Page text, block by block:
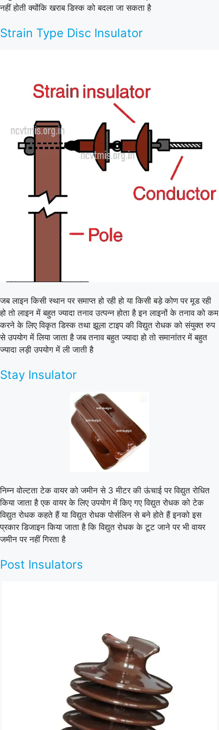
नहीं होती क्योंकि खराब डिस्क को बदला जा सकता है
Strain Type Disc Insulator
जब लाइन किसी स्थान पर समाप्त हो रही हो या किसी बड़े कोण पर मूड रही
हो तो लाइन में बहुत ज्यादा तनाव उत्पन्न होता है इन लाइनों के तनाव को कम
करने के लिए विकृत डिस्क तथा झूला टाइप की विद्युत रोधक को संयुक्त रुप
से उपयोग में लिया जाता है जब तनाव बहुत ज्यादा हो तो समानांतर में बहुत
ज्यादा लड़ी उपयोग में ली जाती है
Stay Insulator
निम्न वोल्टता टेक वायर को जमीन से 3 मीटर की ऊंचाई पर विद्युत रोधित
किया जाता है एक वायर के लिए उपयोग में किए गए विद्युत रोधक को टेक
विद्युत रोधक कहते हैं या विद्युत रोधक पोर्सलिन से बने होते हैं इनको इस
प्रकार डिजाइन किया जाता है कि विद्युत रोधक के टूट जाने पर भी वायर
जमीन पर नहीं गिरता है
Post Insulators